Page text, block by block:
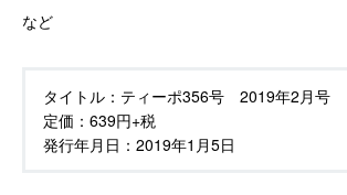
など
タイトル： ティーポ356号 2019年2月号
定価： 639円+税
発行年月日： 2019年1月5日